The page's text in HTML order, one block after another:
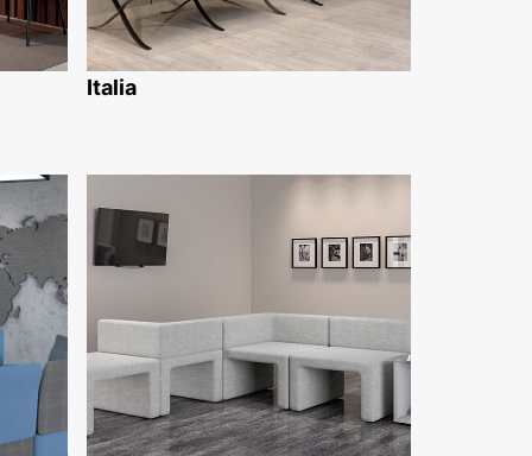
Italia